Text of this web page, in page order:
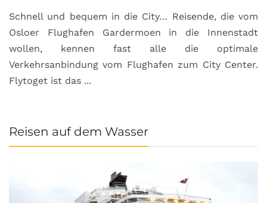
Schnell und bequem in die City… Reisende, die vom
Osloer Flughafen Gardermoen in die Innenstadt
wollen, kennen fast alle die optimale
Verkehrsanbindung vom Flughafen zum City Center.
Flytoget ist das ...
Reisen auf dem Wasser